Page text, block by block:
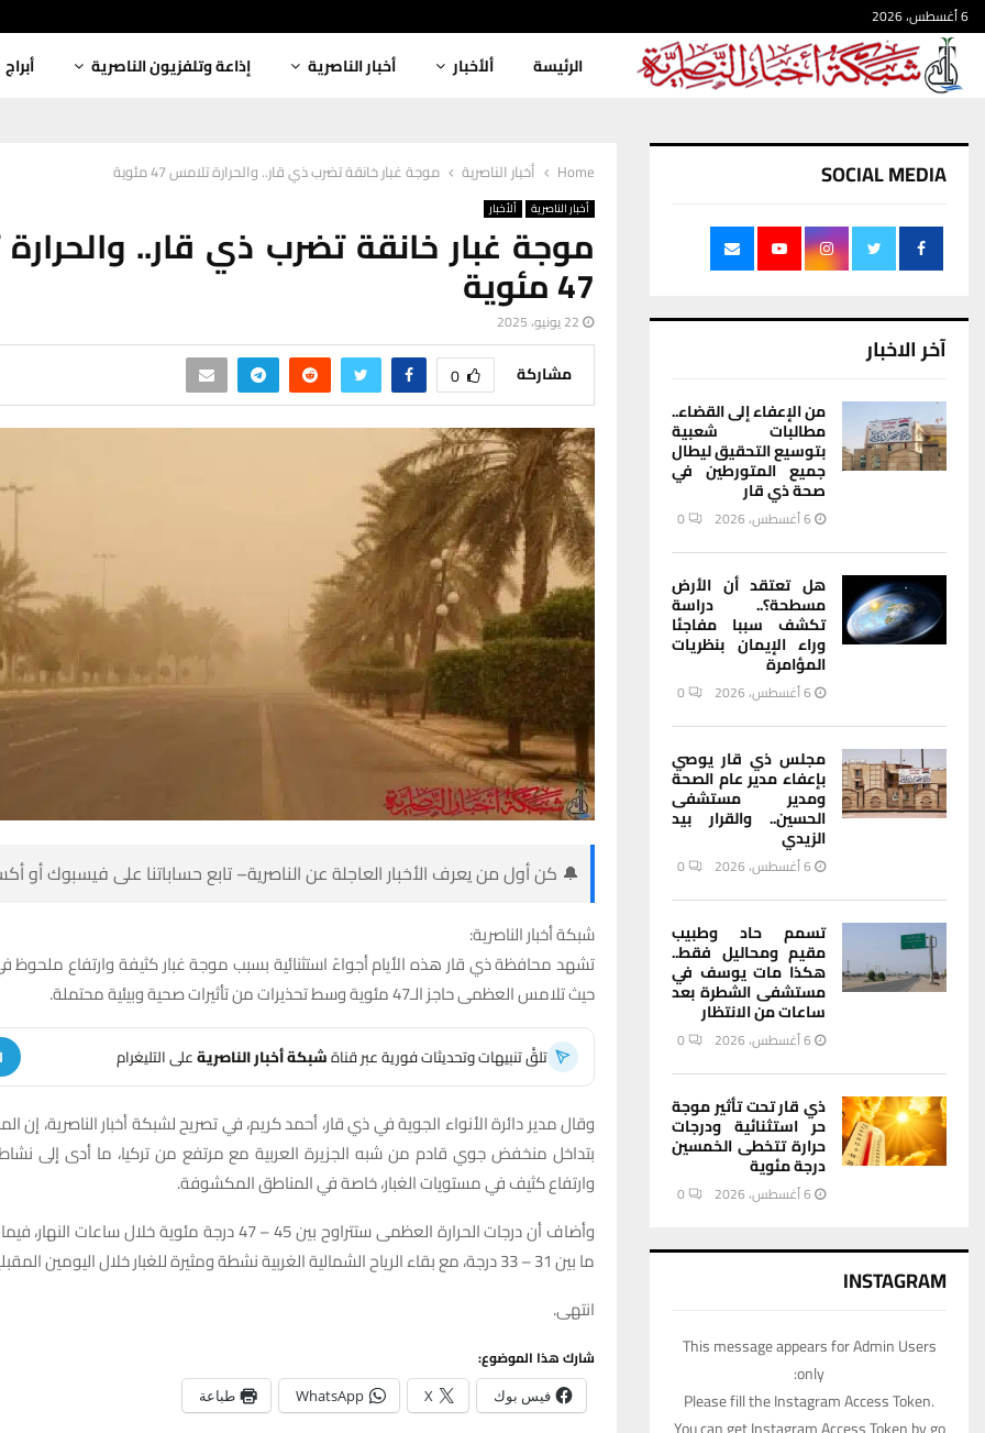
6 أغسطس، 2026
الرئيسة ألأخبار أخبار الناصرية إذاعة وتلفزيون الناصرية أبراج
Home أخبار الناصرية موجة غبار خانقة تضرب ذي قار.. والحرارة تلامس 47 مئوية
أخبار الناصرية ألأخبار
موجة غبار خانقة تضرب ذي قار..
47 مئوية
22 يونيو، 2025
مشاركة 0
🔔 كن أول من يعرف الأخبار العاجلة عن الناصرية– تابع حساباتنا على فيسبوك أو
شبكة أخبار الناصرية:
تشهد محافظة ذي قار هذه الأيام أجواءً استثنائية بسبب موجة غبار كثيفة وارتفاع ملحوظ
حيث تلامس العظمى حاجز الـ47 مئوية وسط تحذيرات من تأثيرات صحية وبيئية محتملة.
تلقَّ تنبيهات وتحديثات فورية عبر قناةشبكة أخبار الناصريةعلى التليغرام
وقال مدير دائرة الأنواء الجوية في ذي قار، أحمد كريم، في تصريح لشبكة أخبار الناصرية، إن
بتداخل منخفض جوي قادم من شبه الجزيرة العربية مع مرتفع من تركيا، ما أدى إلى نشاط
وارتفاع كثيف في مستويات الغبار، خاصة في المناطق المكشوفة.
وأضاف أن درجات الحرارة العظمى ستتراوح بين 45 – 47 درجة مئوية خلال
ما بين 31 – 33 درجة، مع بقاء الرياح الشمالية الغربية نشطة ومثيرة للغبار خلال اليومين المقبلين.
انتهى.
شارك هذا الموضوع:
فيس بوك X
WhatsApp طباعة
SOCIAL MEDIA
آخر الاخبار
من الإعفاء إلى القضاء..
مطالبات شعبية
بتوسيع التحقيق ليطال
جميع المتورطين في
صحة ذي قار
6 أغسطس، 2026 0
هل تعتقد أن الأرض
مسطحة؟.. دراسة
تكشف سببا مفاجئا
وراء الإيمان بنظريات
المؤامرة
6 أغسطس، 2026 0
مجلس ذي قار يوصي
بإعفاء مدير عام الصحة
ومدير مستشفى
الحسين.. والقرار بيد
الزيدي
6 أغسطس، 2026 0
تسمم حاد وطبيب
مقيم ومحاليل فقط..
هكذا مات يوسف في
مستشفى الشطرة بعد
ساعات من الانتظار
6 أغسطس، 2026 0
ذي قار تحت تأثير موجة
حر استثنائية ودرجات
حرارة تتخطى الخمسين
درجة مئوية
6 أغسطس، 2026 0
INSTAGRAM
This message appears for Admin Users
only:
Please fill the Instagram Access Token.